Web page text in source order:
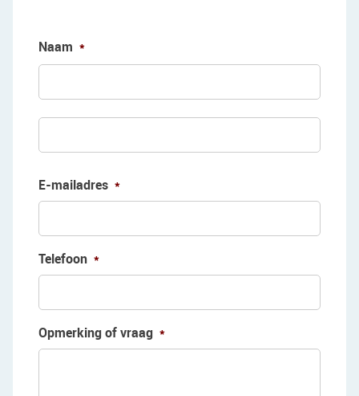
Naam *
E-mailadres *
Telefoon *
Opmerking of vraag *